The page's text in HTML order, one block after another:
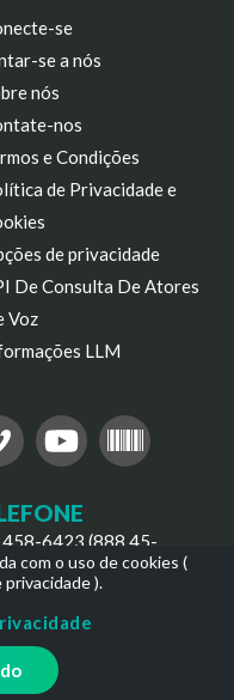
com o uso de cookies (
privacidade).
se
se a nós
nós
nos
e Condições
de Privacidade e
de privacidade
De Consulta De Atores
Voz
LLM
6423 (888 45-